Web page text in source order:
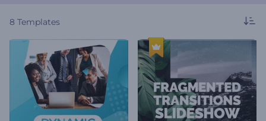
8 Templates